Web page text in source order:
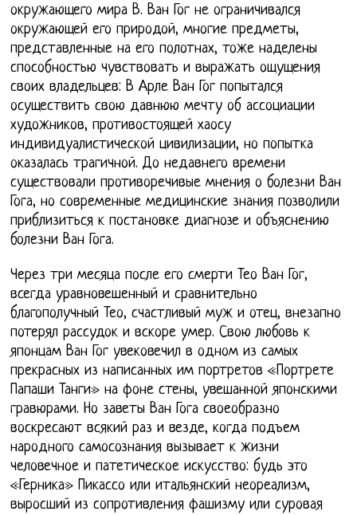
окружающего мира В. Ван Гог не ограничивался
окружающей его природой, многие предметы,
представленные на его полотнах, тоже наделены
способностью чувствовать и выражать ощущения
своих владельцев: В Арле Ван Гог попытался
осуществить свою давнюю мечту об ассоциации
художников, противостоящей хаосу
индивидуалистической цивилизации, но попытка
оказалась трагичной. До недавнего времени
существовали противоречивые мнения о болезни Ван
Гога, но современные медицинские знания позволили
приблизиться к постановке диагнозе и объяснению
болезни Ван Гога.
Через три месяца после его смерти Тео Ван Гог,
всегда уравновешенный и сравнительно
благополучный Тео, счастливый муж и отец, внезапно
потерял рассудок и вскоре умер. Свою любовь к
японцам Ван Гог увековечил в одном из самых
прекрасных из написанных им портретов «Портрете
Папаши Танги» на фоне стены, увешанной японскими
гравюрами. Но заветы Ван Гога своеобразно
воскресают всякий раз и везде, когда подъем
народного самосознания вызывает к жизни
человечное и патетическое искусство: будь это
«Герника» Пикассо или итальянский неореализм,
выросший из сопротивления фашизму или суровая